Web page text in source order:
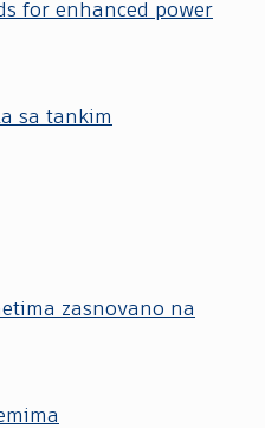
for enhanced power
sa tankim
zasnovano na